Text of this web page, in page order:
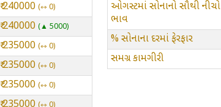
₹ 240000 ⇿ 0
₹ 240000 ▲ 5000
₹ 235000 ⇿ 0
₹ 235000 ⇿ 0
₹ 235000 ⇿ 0
ઓગસ્ટમાં સોનાનો સૌથી નીચો
ભાવ
% સોનાના દરમાં ફેરફાર
સમગ્ર કામગીરી